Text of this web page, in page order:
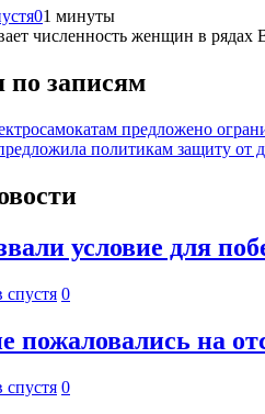
01 минуты
численность женщин в рядах
по записям
предложено
политикам защиту от
условие для
спустя 0
пожаловались на
спустя 0